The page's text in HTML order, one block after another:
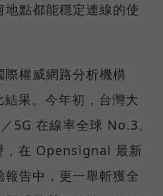
點都能穩定連線的使
權威網路分析機構
果。今年初，台灣大
5G 在線率全球 No.3、
，在 Opensignal 最新
告中，更一舉斬獲全